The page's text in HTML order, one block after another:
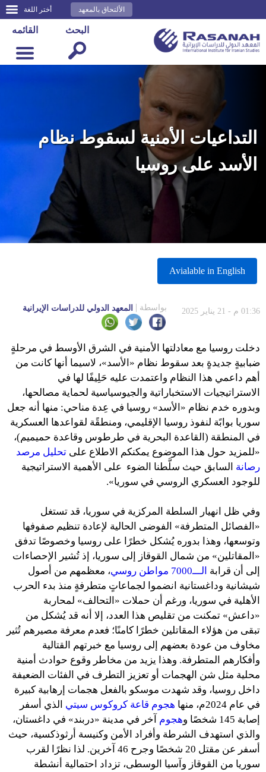
أختر اللغة الألتحاق بالمعهد
القائمه البحث
التداعيات الأمنية لسقوط نظام
الأسد على روسيا
Avialable in English
01:36 م - 21 يناير 2025 بواسطة المعهد الدولي للدراسات الإيرانية
دخلت روسيا مع معادلتها الأمنية في الشرق الأوسط في مرحلةٍ
ضبابيةٍ جديدةٍ بعد سقوط نظام «الأسد»، لاسيما أنها كانت من
أهم داعمي هذا النظام واعتمدت عليه حَلِيفًا لها في
الاستراتيجيات الاستخباراتية والجيوسياسية لحماية مصالحها،
وبدوره خدم نظام «الأسد» روسيا في عِدة مناحي: منها أنه جعل
سوريا بوابًة لنفوذ روسيا الإقليمي، ومنطقًة لقواعدها العسكرية
في المنطقة (القاعدة البحرية في طرطوس وقاعدة حميميم)،
«للمزيد حول هذا الموضوع يمكنكم الاطلاع على تحليل مرصد
رصانة السابق حيث سلَّطنا الضوء على الأهمية الاستراتيجية
للوجود العسكري الروسي في سوريا».
وفي ظل انهيار السلطة المركزية في سوريا، قد تستغل
«الفصائل المتطرفة» الفوضى الحالية لإعادة تنظيم صفوفها
وتوسعها، وهذا بدوره يُشكل خطرًا على روسيا وخصوصًا تدفق
«المقاتلين» من شمال القوقاز إلى سوريا، إذ تُشير الإحصاءات
إلى أن قرابة الـــ7000 مواطن روسي
، معظمهم من أصول
شيشانية وداغستانية انضموا لجماعاتٍ متطرفةٍ منذ بدء الحرب
الأهلية في سوريا، ورغم أن حملات «التحالف» لمحاربة
«داعش» تمكنت من تقليص هذا العدد، إلا أنه قد يُشكل من
تبقى من هؤلاء المقاتلين خطرًا كامنًا؛ فعدم معرفة مصيرهم تُثير
مخاوف من عودة بعضهم إلى روسيا مع خبرتهم القتالية
وأفكارهم المتطرفة. وهذا يزيد من مخاطر وقوع حوادث أمنية
محلية مثل شن الهجمات أو تعزيز التطرف في الفئات الضعيفة
داخل روسيا، وقد شهدت موسكو بالفعل هجمات إرهابية كبيرة
في عام 2024م، منها
هجوم قاعة كروكوس سيتي الذي أسفر
إصابة 145 شخصًا و
هجوم آخر في مدينة «دربند» في داغستان،
والذي استهدف الشرطة وأفراد الأمن وكنيسة أرثوذكسية، حيث
أسفر عن مقتل 20 شخصًا وجرح 46 آخرين. لذا نظرًا لقرب
سوريا من القوقاز وآسيا الوسطى، تزداد احتمالية أنشطة